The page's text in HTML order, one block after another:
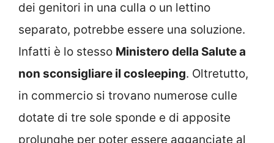
dei genitori in una culla o un lettino
separato, potrebbe essere una soluzione.
Infatti è lo stesso Ministero della Salute a
non sconsigliare il cosleeping. Oltretutto,
in commercio si trovano numerose culle
dotate di tre sole sponde e di apposite
prolunghe per poter essere agganciate al